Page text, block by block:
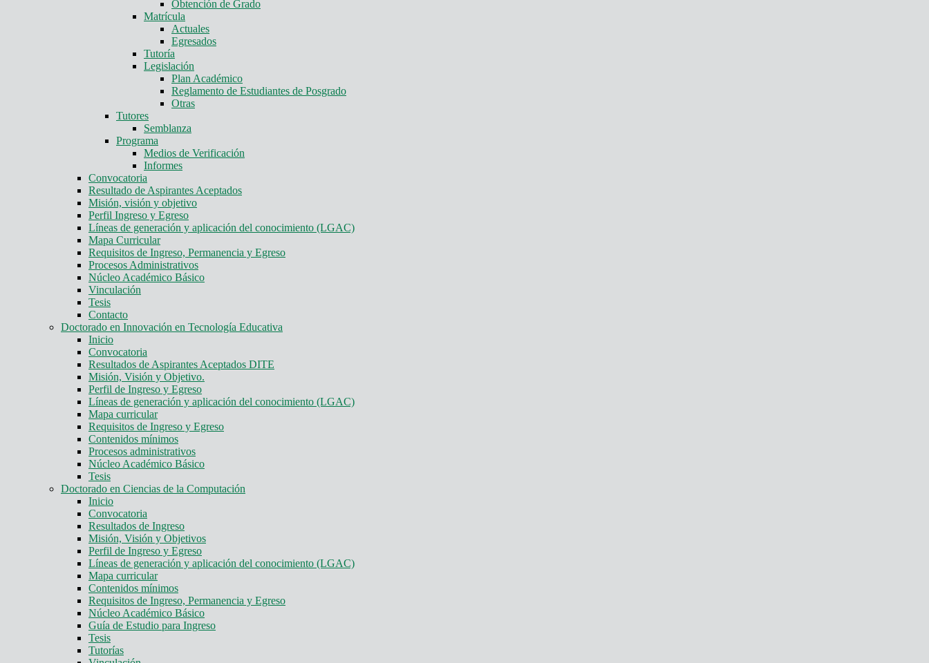
Obtención de Grado
Matrícula
Actuales
Egresados
Tutoría
Legislación
Plan Académico
Reglamento de Estudiantes de Posgrado
Otras
Tutores
Semblanza
Programa
Medios de Verificación
Informes
Convocatoria
Resultado de Aspirantes Aceptados
Misión, visión y objetivo
Perfil Ingreso y Egreso
Líneas de generación y aplicación del conocimiento (LGAC)
Mapa Curricular
Requisitos de Ingreso, Permanencia y Egreso
Procesos Administrativos
Núcleo Académico Básico
Vinculación
Tesis
Contacto
Doctorado en Innovación en Tecnología Educativa
Inicio
Convocatoria
Resultados de Aspirantes Aceptados DITE
Misión, Visión y Objetivo.
Perfil de Ingreso y Egreso
Líneas de generación y aplicación del conocimiento (LGAC)
Mapa curricular
Requisitos de Ingreso y Egreso
Contenidos mínimos
Procesos administrativos
Núcleo Académico Básico
Tesis
Doctorado en Ciencias de la Computación
Inicio
Convocatoria
Resultados de Ingreso
Misión, Visión y Objetivos
Perfil de Ingreso y Egreso
Líneas de generación y aplicación del conocimiento (LGAC)
Mapa curricular
Contenidos mínimos
Requisitos de Ingreso, Permanencia y Egreso
Núcleo Académico Básico
Guía de Estudio para Ingreso
Tesis
Tutorías